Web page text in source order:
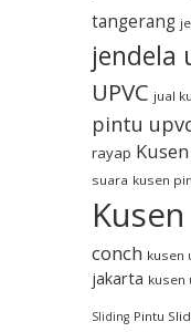
tangerang
jendela
UPVC jual
pintu
rayap
suara kusen
conch kusen
jakarta kusen
Sliding Pintu